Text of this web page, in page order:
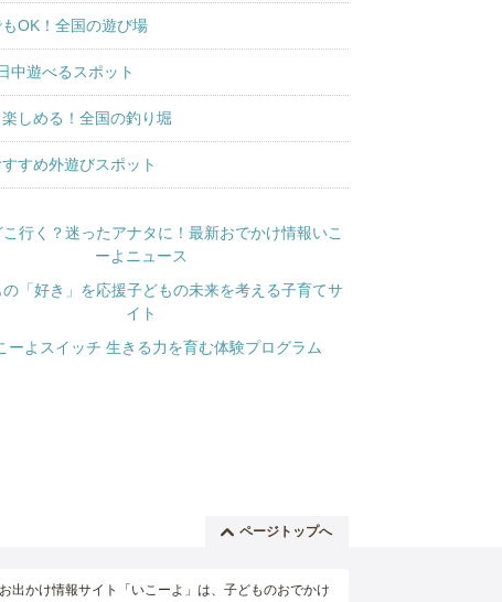
OK！全国の遊び場
中遊べるスポット
しめる！全国の釣り堀
すめ外遊びスポット
ページトップへ
出かけ情報サイト「いこーよ」は、子どものおでかけ